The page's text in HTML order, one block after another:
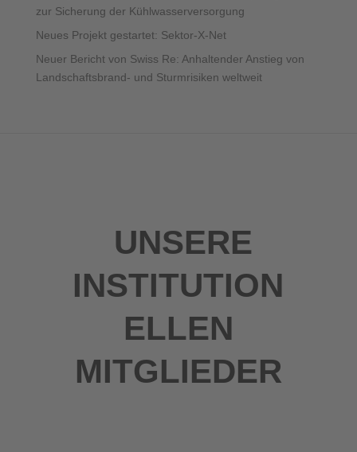
zur Sicherung der Kühlwasserversorgung
Neues Projekt gestartet: Sektor-X-Net
Neuer Bericht von Swiss Re: Anhaltender Anstieg von
Landschaftsbrand- und Sturmrisiken weltweit
UNSERE
INSTITUTION
ELLEN
MITGLIEDER